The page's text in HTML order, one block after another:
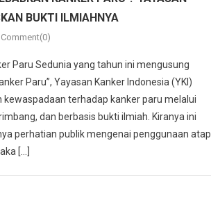
BUKTI ILMIAHNYA
Comment(0)
Paru Sedunia yang tahun ini mengusung
Paru”, Yayasan Kanker Indonesia (YKI)
terhadap kanker paru melalui
dan berbasis bukti ilmiah. Kiranya ini
perhatian publik mengenai penggunaan atap
[…]